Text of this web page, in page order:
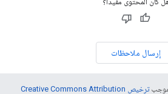
إرسال ملاحظات
ترخيص Creative Commons Attribution